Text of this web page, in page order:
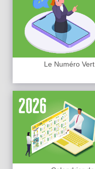
Le Numéro Vert